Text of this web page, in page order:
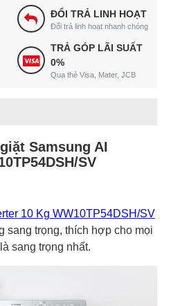
ĐỔI TRẢ LINH HOẠT
Đổi trả linh hoạt nhanh chóng
TRẢ GÓP LÃI SUẤT
0%
Qua thẻ Visa, Mater, JCB
Samsung AI
SV
10 Kg WW10TP54DSH/SV
sang trọng, thích hợp cho mọi
sang trọng nhất.